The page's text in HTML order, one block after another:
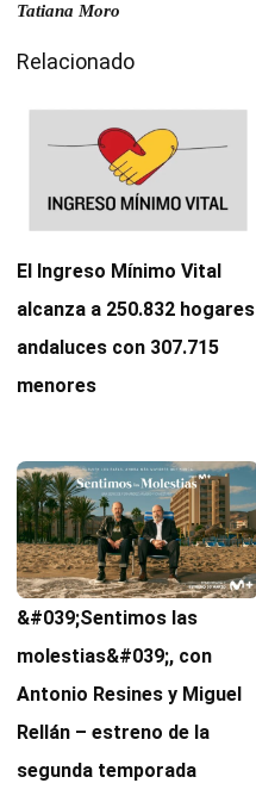
Tatiana Moro
Relacionado
El Ingreso Mínimo Vital
alcanza a 250.832 hogares
andaluces con 307.715
menores
&#039;Sentimos las
molestias&#039;, con
Antonio Resines y Miguel
Rellán – estreno de la
segunda temporada